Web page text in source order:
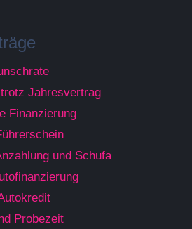
Jahresvertrag
Finanzierung
und Schufa
Probezeit